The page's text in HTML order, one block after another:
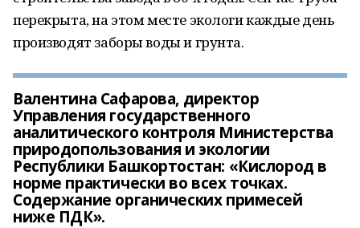
перекрыта, на этом месте экологи каждые день
производят заборы воды и грунта.
Валентина Сафарова, директор
Управления государственного
аналитического контроля Министерства
природопользования и экологии
Республики Башкортостан: «Кислород в
норме практически во всех точках.
Содержание органических примесей
ниже ПДК».